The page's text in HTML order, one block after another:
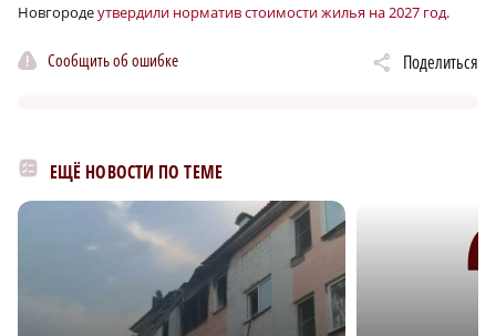
Новгородеутвердили норматив стоимости жилья на 2027 год.
Сообщить об ошибке Поделиться
ЕЩЁ НОВОСТИ ПО ТЕМЕ